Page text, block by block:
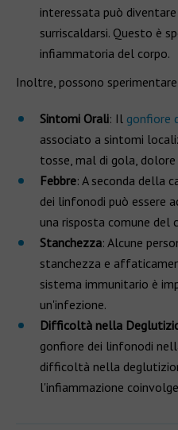
interessata può
surriscaldarsi. Questo è
infiammatoria del corpo.
Inoltre, possono
Sintomi Orali: Il gonfiore
associato a sintomi
tosse, mal di gola,
Febbre: A seconda della
dei linfonodi può essere
una risposta comune del
Stanchezza: Alcune
stanchezza e
sistema immunitario è
un'infezione.
Difficoltà nella
gonfiore dei linfonodi
difficoltà nella
l'infiammazione